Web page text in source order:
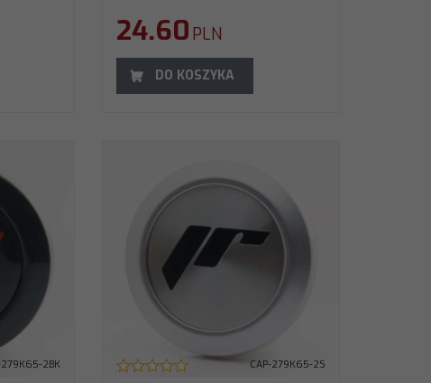
24.60 PLN
DO KOSZYKA
279K65-2BK CAP-279K65-2S